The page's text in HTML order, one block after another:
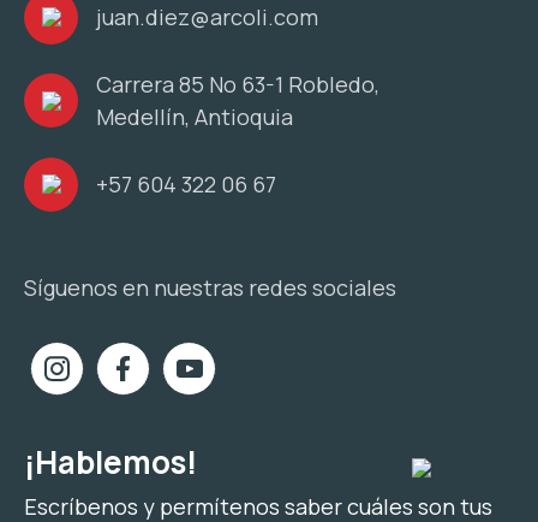
juan.diez@arcoli.com
Carrera 85 No 63-1 Robledo,
Medellín, Antioquia
+57 604 322 06 67
Síguenos en nuestras redes sociales
¡Hablemos!
Escríbenos y permítenos saber cuáles son tus